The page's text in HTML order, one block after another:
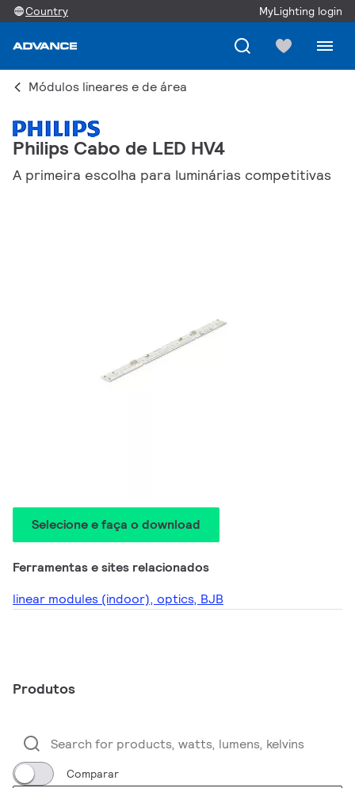
Country MyLighting login
Módulos lineares e de área
Philips Cabo de LED HV4
A primeira escolha para luminárias competitivas
Selecione e faça o download
Ferramentas e sites relacionados
linear modules (indoor), optics, BJB
Produtos
Comparar